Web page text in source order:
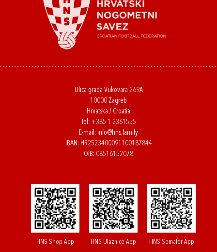
Ulica grada Vukovara 269A
10000 Zagreb
Hrvatska / Croatia
Tel: +385 1 2361555
E-mail: info@hns.family
IBAN: HR2523400091100187844
OIB: 08516152078
HNS Shop App HNS Ulaznice App HNS Semafor App